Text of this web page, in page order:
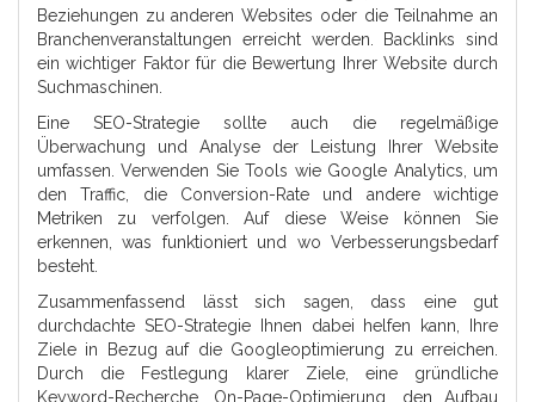
Beziehungen zu anderen Websites oder die Teilnahme an
Branchenveranstaltungen erreicht werden. Backlinks sind
ein wichtiger Faktor für die Bewertung Ihrer Website durch
Suchmaschinen.
Eine SEO-Strategie sollte auch die regelmäßige
Überwachung und Analyse der Leistung Ihrer Website
umfassen. Verwenden Sie Tools wie Google Analytics, um
den Traffic, die Conversion-Rate und andere wichtige
Metriken zu verfolgen. Auf diese Weise können Sie
erkennen, was funktioniert und wo Verbesserungsbedarf
besteht.
Zusammenfassend lässt sich sagen, dass eine gut
durchdachte SEO-Strategie Ihnen dabei helfen kann, Ihre
Ziele in Bezug auf die Googleoptimierung zu erreichen.
Durch die Festlegung klarer Ziele, eine gründliche
Keyword-Recherche, On-Page-Optimierung, den Aufbau